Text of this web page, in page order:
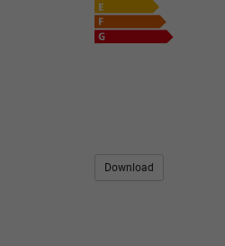
Download